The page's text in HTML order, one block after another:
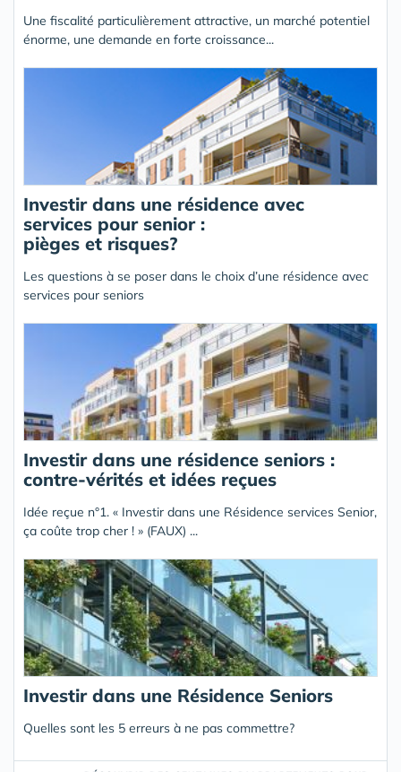
Une fiscalité particulièrement attractive, un marché potentiel
énorme, une demande en forte croissance...
Investir dans une résidence avec
services pour senior :
pièges et risques?
Les questions à se poser dans le choix d’une résidence avec
services pour seniors
Investir dans une résidence seniors :
contre-vérités et idées reçues
Idée reçue n°1. « Investir dans une Résidence services Senior,
ça coûte trop cher ! » (FAUX) ...
Investir dans une Résidence Seniors
Quelles sont les 5 erreurs à ne pas commettre?